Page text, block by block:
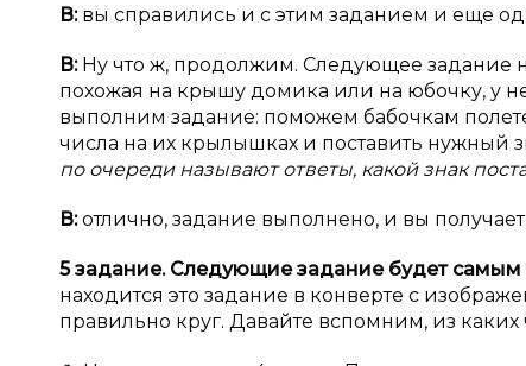
В:вы справились и с этим заданием и еще
В:Ну что ж, продолжим. Следующее задание
похожая на крышу домика или на юбочку, у
выполним задание: поможем бабочкам
числа на их крылышках и поставить нужный
по очереди называют ответы, какой знак
В:отлично, задание выполнено, и вы
5 задание. Следующие задание будет
находится это задание в конверте с
правильно круг. Давайте вспомним, из каких